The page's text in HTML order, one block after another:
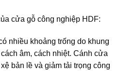
cửa gỗ công nghiệp HDF:
nhiều khoảng trống do khung
âm, cách nhiệt. Cánh cửa
bản lề và giảm tải trọng công